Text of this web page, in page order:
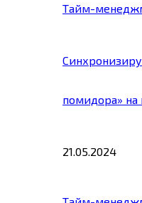
Тайм-
помидора» на
21.05.2024